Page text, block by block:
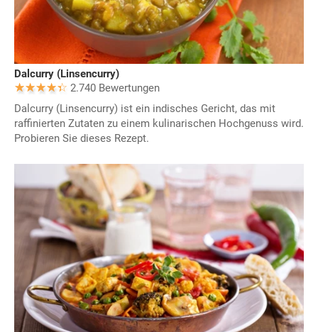
Dalcurry (Linsencurry)
2.740 Bewertungen
Dalcurry (Linsencurry) ist ein indisches Gericht, das mit
raffinierten Zutaten zu einem kulinarischen Hochgenuss wird.
Probieren Sie dieses Rezept.